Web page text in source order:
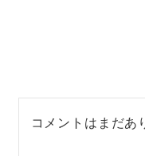
コメントはまだあ